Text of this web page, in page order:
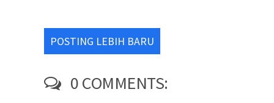
POSTING LEBIH BARU
0 COMMENTS: